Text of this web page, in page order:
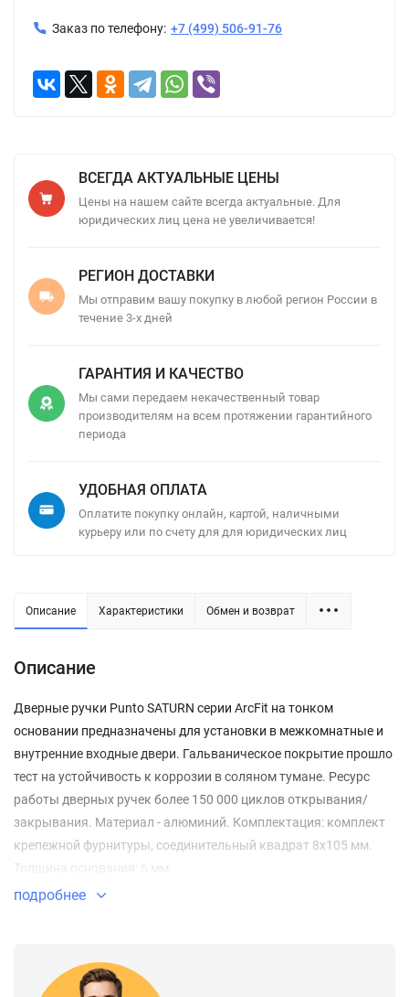
Заказ по телефону: +7 (499) 506-91-76
ВСЕГДА АКТУАЛЬНЫЕ ЦЕНЫ
Цены на нашем сайте всегда актуальные. Для
юридических лиц цена не увеличивается!
РЕГИОН ДОСТАВКИ
Мы отправим вашу покупку в любой регион России в
течение 3-х дней
ГАРАНТИЯ И КАЧЕСТВО
Мы сами передаем некачественный товар
производителям на всем протяжении гарантийного
периода
УДОБНАЯ ОПЛАТА
Оплатите покупку онлайн, картой, наличными
курьеру или по счету для для юридических лиц
Описание Характеристики Обмен и возврат
Описание
Дверные ручки Punto SATURN серии ArcFit на тонком
основании предназначены для установки в межкомнатные и
внутренние входные двери. Гальваническое покрытие прошло
тест на устойчивость к коррозии в соляном тумане. Ресурс
работы дверных ручек более 150 000 циклов открывания/
закрывания. Материал - алюминий. Комплектация: комплект
крепежной фурнитуры, соединительный квадрат 8x105 мм.
Толщина основания: 6 мм.
подробнее